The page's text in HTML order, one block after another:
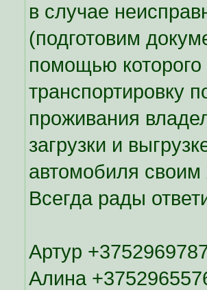
в случае
(подготовим
помощью
транспортировку
проживания
загрузки и
автомобиля
Всегда рады
Артур
Алина